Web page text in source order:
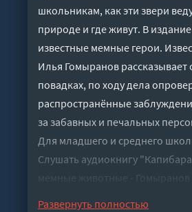
школьникам, как эти звери
природе и где живут. В
известные мемные герои.
Илья Гомыранов рассказывает
повадках, по ходу дела
распространённые
за забавных и печальных
Для младшего и среднего
Слушать аудиокнигу
мемные животные - Гомыранов
Развернуть полностью